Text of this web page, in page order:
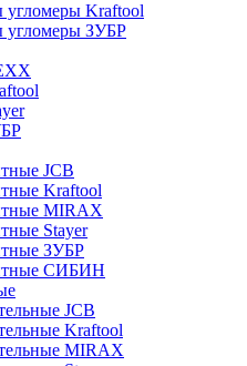
угломеры Kraftool
угломеры ЗУБР
JCB
Kraftool
MIRAX
Stayer
ЗУБР
СИБИН
JCB
Kraftool
MIRAX